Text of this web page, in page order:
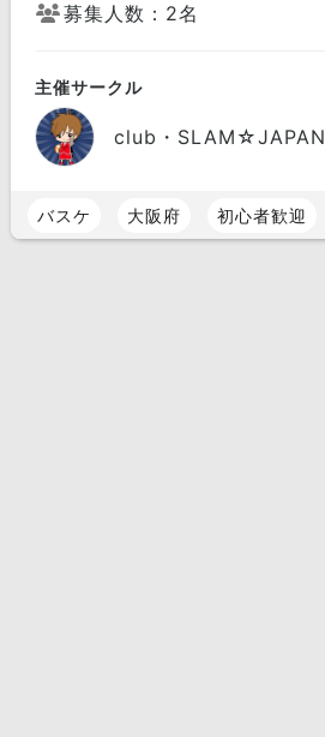
募集人数：2名
主催サークル
club・SLAM☆JAPAN
バスケ 大阪府 初心者歓迎